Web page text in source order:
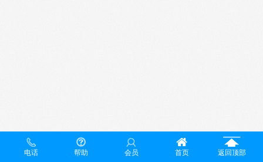
电话 帮助 会员 首页 返回顶部